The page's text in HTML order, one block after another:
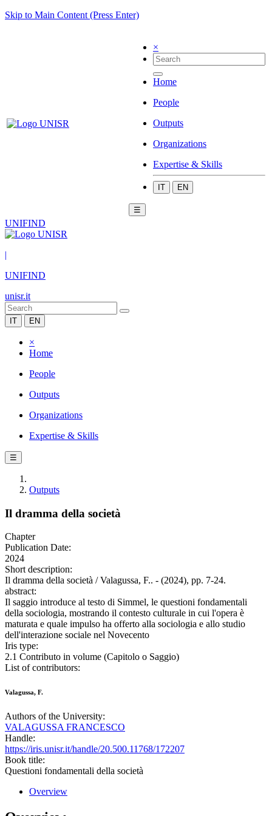
Skip to Main Content (Press Enter)
×
Home
People
Outputs
Organizations
Expertise & Skills
IT EN
☰
UNIFIND
|
UNIFIND
unisr.it
IT EN
×
Home
People
Outputs
Organizations
Expertise & Skills
☰
Outputs
Il dramma della società
Chapter
Publication Date:
2024
Short description:
Il dramma della società / Valagussa, F.. - (2024), pp. 7-24.
abstract:
Il saggio introduce al testo di Simmel, le questioni fondamentali
della sociologia, mostrando il contesto culturale in cui l'opera è
maturata e quale impulso ha offerto alla sociologia e allo studio
dell'interazione sociale nel Novecento
Iris type:
2.1 Contributo in volume (Capitolo o Saggio)
List of contributors:
Valagussa, F.
Authors of the University:
VALAGUSSA FRANCESCO
Handle:
https://iris.unisr.it/handle/20.500.11768/172207
Book title:
Questioni fondamentali della società
Overview